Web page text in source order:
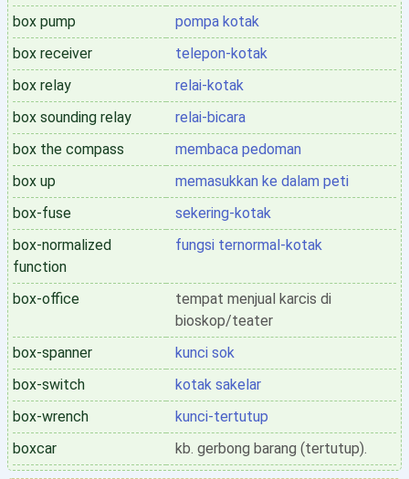
box pump
pompa kotak
box receiver
telepon-kotak
box relay
relai-kotak
box sounding relay
relai-bicara
box the compass
membaca pedoman
box up
memasukkan ke dalam peti
box-fuse
sekering-kotak
box-normalized
function
fungsi ternormal-kotak
box-office
tempat menjual karcis di
bioskop/teater
box-spanner
kunci sok
box-switch
kotak sakelar
box-wrench
kunci-tertutup
boxcar
kb. gerbong barang (tertutup).